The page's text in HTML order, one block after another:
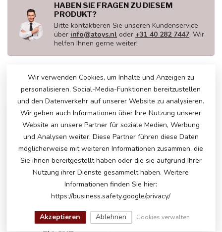
HABEN SIE FRAGEN ZU DIESEM
PRODUKT?
Bitte kontaktieren Sie unseren Kundenservice
über info@atoys.nl oder +31 40 282 7447. Wir
helfen Ihnen gerne weiter!
ZULETZT ANGESEHEN
Wir verwenden Cookies, um Inhalte und Anzeigen zu
personalisieren, Social-Media-Funktionen bereitzustellen
und den Datenverkehr auf unserer Website zu analysieren.
Wir geben auch Informationen über Ihre Nutzung unserer
Website an unsere Partner für soziale Medien, Werbung
und Analysen weiter. Diese Partner führen diese Daten
möglicherweise mit weiteren Informationen zusammen, die
Sie ihnen bereitgestellt haben oder die sie aufgrund Ihrer
Nutzung ihrer Dienste gesammelt haben. Weitere
Informationen finden Sie hier:
https://business.safety.google/privacy/
Akzeptieren Ablehnen Cookies verwalten